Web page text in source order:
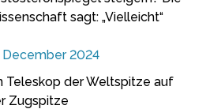
sagt: „Vielleicht“
December 2024
Teleskop der Weltspitze auf
Zugspitze